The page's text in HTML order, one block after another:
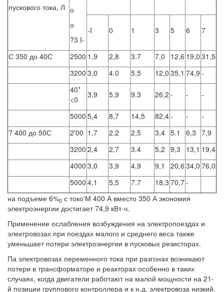
пускового тока, Л о
о
?3 I-
-I 0 1 3 5 6 7
С 350 до 40С 2500 1,9 2,8 3.7 7,0 12,6 19,0 31,5
3200 3,0 4.0 5,5 12,0 35,1 74,9 -
40*
<0
3,9 5,9 9.3 26,2 - - -
5000 5,4 8,7 14,5 82,4- -
-
? 400 до 50С
2'00 1,7 2.2 2,5 3,4 5.1 6,3 7,9
3200 2,4 2,7 3.4 5,2 9,3 13,1 19,4
4000 3,0 3,9 4,9 9,1 20,6 34,0 76,0
5000 4,1 5,5 7.7 18,3 70,7-
на подъеме 6%0 с токо'М 400 А вместо 350 А экономия
электроэнергии достигает 74,9 кВт-ч.
Применение ослабления возбуждения на электропоездах и
электровозах при поездах малого и среднего веса также
уменьшает потери электроэнергии в пусковых резисторах.
Па электровозах переменного тока при разгонах возникают
потери в трансформаторе и реакторах особенно в таких
случаях, когда двигатели работают на малой мощности на 21-
й позиции группового контроллера и к н.д. электровоза низкий.